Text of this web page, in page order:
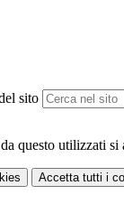
sito
questo utilizzati
Accetta tutti i